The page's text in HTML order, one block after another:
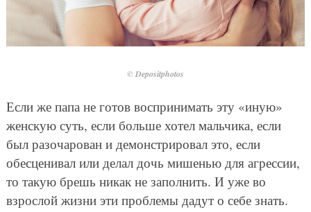
© Depositphotos
Если же папа не готов воспринимать эту «иную»
женскую суть, если больше хотел мальчика, если
был разочарован и демонстрировал это, если
обесценивал или делал дочь мишенью для агрессии,
то такую брешь никак не заполнить. И уже во
взрослой жизни эти проблемы дадут о себе знать.